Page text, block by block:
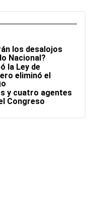
los desalojos
Nacional?
la Ley de
eliminó el
y cuatro agentes
Congreso